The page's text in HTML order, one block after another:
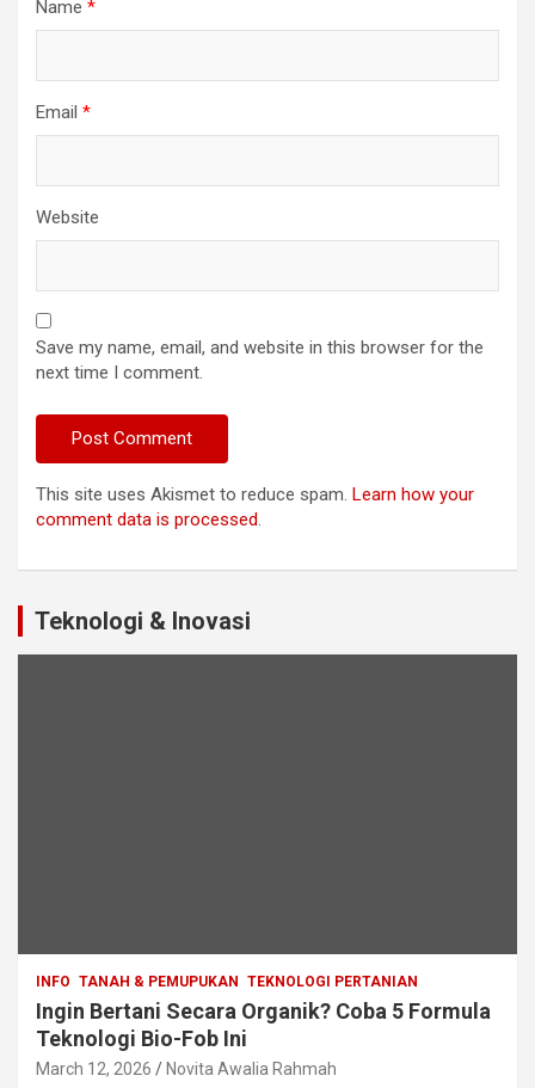
Name *
Email *
Website
Save my name, email, and website in this browser for the
next time I comment.
This site uses Akismet to reduce spam. Learn how your
comment data is processed.
Teknologi & Inovasi
INFO TANAH & PEMUPUKAN TEKNOLOGI PERTANIAN
Ingin Bertani Secara Organik? Coba 5 Formula
Teknologi Bio-Fob Ini
March 12, 2026 Novita Awalia Rahmah